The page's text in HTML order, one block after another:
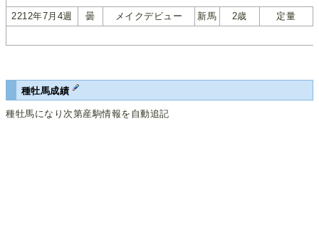
2212年7月4週 曇 メイクデビュー 新馬 2歳 定量
種牡馬成績
種牡馬になり次第産駒情報を自動追記